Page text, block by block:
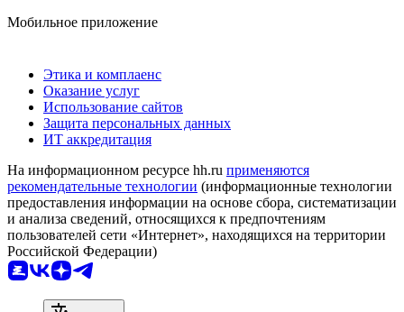
Мобильное приложение
Этика и комплаенс
Оказание услуг
Использование сайтов
Защита персональных данных
ИТ аккредитация
На информационном ресурсе hh.ru применяются
рекомендательные технологии (информационные технологии
предоставления информации на основе сбора, систематизации
и анализа сведений, относящихся к предпочтениям
пользователей сети «Интернет», находящихся на территории
Российской Федерации)